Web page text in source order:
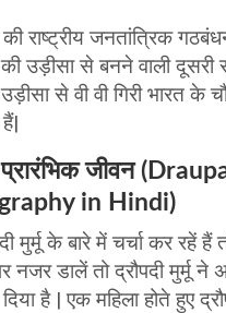
की राष्ट्रीय जनतांत्रिक
उड़ीसा से बनने वाली दूसरी
से वी वी गिरी भारत के
प्रारंभिक जीवन
in Hindi)
मुर्मू के बारे में चर्चा कर रहें हैं
नजर डालें तो द्रौपदी मुर्मू
है | एक महिला होते हुए